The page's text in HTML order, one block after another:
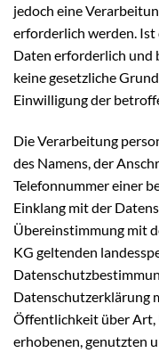
jedoch eine
erforderlich werden.
Daten erforderlich und
keine gesetzliche
Einwilligung der
Die Verarbeitung
des Namens, der
Telefonnummer einer
Einklang mit der
Übereinstimmung mit
KG geltenden
Datenschutzerklärung
Öffentlichkeit über Art,
erhobenen, genutzten